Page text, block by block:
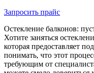
Запросить прайс
Остекление балконов:
Хотите заняться
которая предоставляет
понимать, что этот
требующим от